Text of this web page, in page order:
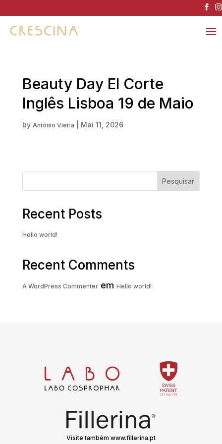
Beauty Day El Corte
Inglês Lisboa 19 de Maio
by António Vieira Mai 11, 2026
Pesquisar
Recent Posts
Hello world!
Recent Comments
A WordPress Commenterem Hello world!
Visite também www.fillerina.pt